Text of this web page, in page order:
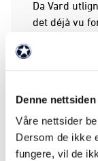
Denne
Våre nettsider
Dersom de ikke
fungere, vil de
Da Vard
det déjà vu
Ulrik
på overtid
Vålerenga